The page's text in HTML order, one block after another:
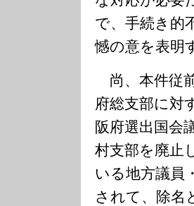
で、手続き的
憾の意を表明
尚、本件従
府総支部に対
阪府選出国会
村支部を廃止
いる地方議員
されて、除名